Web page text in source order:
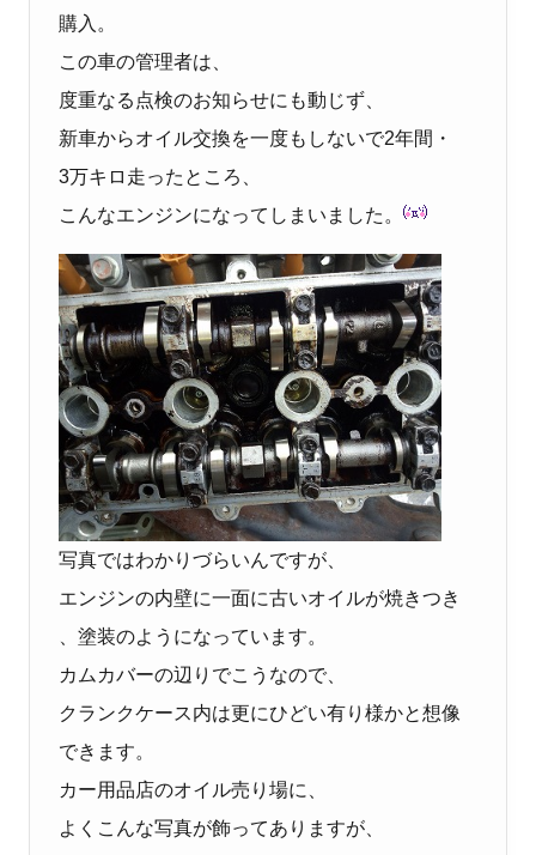
購入。
この車の管理者は、
度重なる点検のお知らせにも動じず、
新車からオイル交換を一度もしないで2年間・
3万キロ走ったところ、
こんなエンジンになってしまいました。
写真ではわかりづらいんですが、
エンジンの内壁に一面に古いオイルが焼きつき
、塗装のようになっています。
カムカバーの辺りでこうなので、
クランクケース内は更にひどい有り様かと想像
できます。
カー用品店のオイル売り場に、
よくこんな写真が飾ってありますが、